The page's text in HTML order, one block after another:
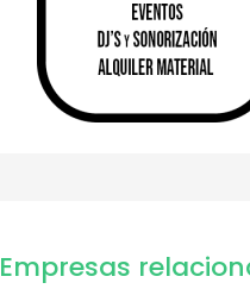
Empresas